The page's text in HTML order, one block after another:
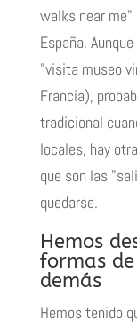
walks near me"
España.
"visita museo
Francia),
tradicional
locales, hay
que son las
quedarse.
Hemos
formas
demás
Hemos tenido